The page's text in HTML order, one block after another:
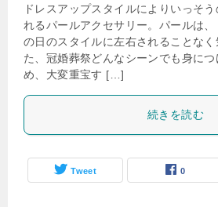
ドレスアップスタイルによりいっそ
れるパールアクセサリー。パールは
の日のスタイルに左右されることなく
た、冠婚葬祭どんなシーンでも身に
め、大変重宝す […]
続きを読む
Tweet 0